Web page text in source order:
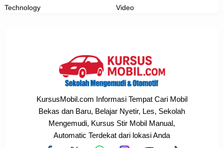
Technology Video
KursusMobil.com Informasi Tempat Cari Mobil
Bekas dan Baru, Belajar Nyetir, Les, Sekolah
Mengemudi, Kursus Stir Mobil Manual,
Automatic Terdekat dari lokasi Anda